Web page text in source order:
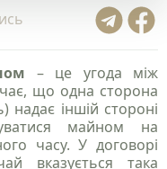
– це угода між
що одна сторона
надає іншій стороні
майном на
часу. У договорі
вказується така